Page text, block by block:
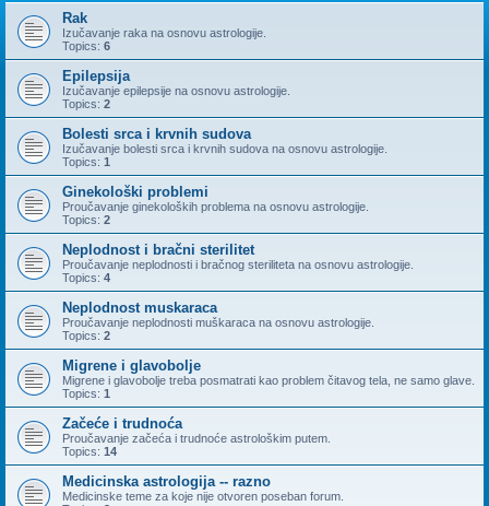
Rak
Izučavanje raka na osnovu astrologije.
Topics: 6
Epilepsija
Izučavanje epilepsije na osnovu astrologije.
Topics: 2
Bolesti srca i krvnih sudova
Izučavanje bolesti srca i krvnih sudova na osnovu astrologije.
Topics: 1
Ginekološki problemi
Proučavanje ginekoloških problema na osnovu astrologije.
Topics: 2
Neplodnost i bračni sterilitet
Proučavanje neplodnosti i bračnog steriliteta na osnovu astrologije.
Topics: 4
Neplodnost muskaraca
Proučavanje neplodnosti muškaraca na osnovu astrologije.
Topics: 2
Migrene i glavobolje
Migrene i glavobolje treba posmatrati kao problem čitavog tela, ne samo glave.
Topics: 1
Začeće i trudnoća
Proučavanje začeća i trudnoće astrološkim putem.
Topics: 14
Medicinska astrologija -- razno
Medicinske teme za koje nije otvoren poseban forum.